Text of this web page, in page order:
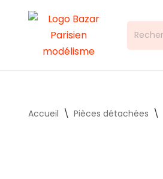
Accueil \ Pièces détachées \